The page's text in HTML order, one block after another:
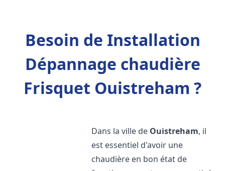
Besoin de Installation
Dépannage chaudière
Frisquet Ouistreham ?
Dans la ville de Ouistreham, il
est essentiel d'avoir une
chaudière en bon état de